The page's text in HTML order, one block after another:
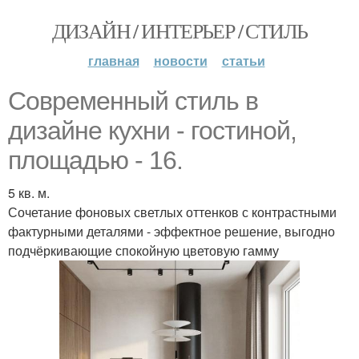
ДИЗАЙН / ИНТЕРЬЕР / СТИЛЬ
главная новости статьи
Современный стиль в
дизайне кухни - гостиной,
площадью - 16.
5 кв. м.
Сочетание фоновых светлых оттенков с контрастными
фактурными деталями - эффектное решение, выгодно
подчёркивающие спокойную цветовую гамму